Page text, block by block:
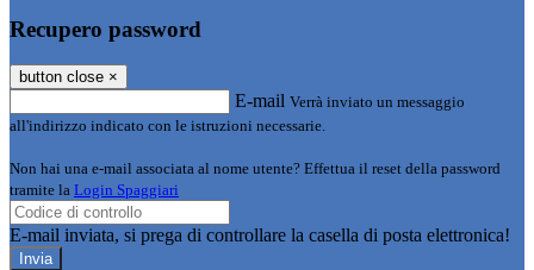
Recupero password
button close ×
E-mail Verrà inviato un messaggio
all'indirizzo indicato con le istruzioni necessarie.
Non hai una e-mail associata al nome utente? Effettua il reset della password
tramite la Login Spaggiari
E-mail inviata, si prega di controllare la casella di posta elettronica!